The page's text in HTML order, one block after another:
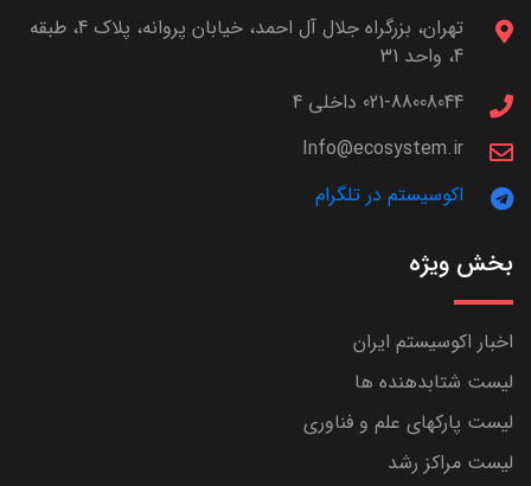
تهران، بزرگراه جلال آل احمد، خیابان پروانه، پلاک 4، طبقه
4، واحد 31
021-88008044 داخلی 4
Info@ecosystem.ir
اکوسیستم در تلگرام
بخش ویژه
اخبار اکوسیستم ایران
لیست شتابدهنده ها
لیست پارکهای علم و فناوری
لیست مراکز رشد